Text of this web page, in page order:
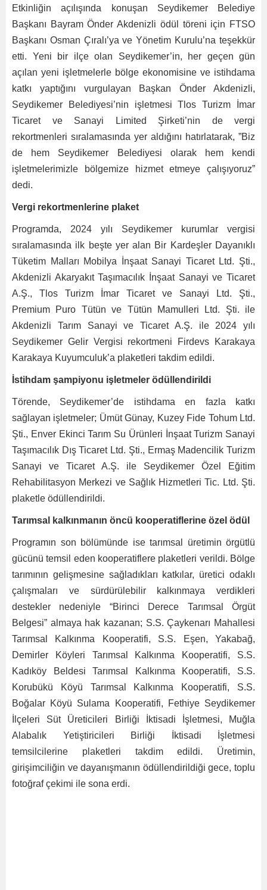
Etkinliğin açılışında konuşan Seydikemer Belediye
Başkanı Bayram Önder Akdenizli ödül töreni için FTSO
Başkanı Osman Çıralı’ya ve Yönetim Kurulu’na teşekkür
etti. Yeni bir ilçe olan Seydikemer’in, her geçen gün
açılan yeni işletmelerle bölge ekonomisine ve istihdama
katkı yaptığını vurgulayan Başkan Önder Akdenizli,
Seydikemer Belediyesi’nin işletmesi Tlos Turizm İmar
Ticaret ve Sanayi Limited Şirketi’nin de vergi
rekortmenleri sıralamasında yer aldığını hatırlatarak, ”Biz
de hem Seydikemer Belediyesi olarak hem kendi
işletmelerimizle bölgemize hizmet etmeye çalışıyoruz”
dedi.
Vergi rekortmenlerine plaket
Programda, 2024 yılı Seydikemer kurumlar vergisi
sıralamasında ilk beşte yer alan Bir Kardeşler Dayanıklı
Tüketim Malları Mobilya İnşaat Sanayi Ticaret Ltd. Şti.,
Akdenizli Akaryakıt Taşımacılık İnşaat Sanayi ve Ticaret
A.Ş., Tlos Turizm İmar Ticaret ve Sanayi Ltd. Şti.,
Premium Puro Tütün ve Tütün Mamulleri Ltd. Şti. ile
Akdenizli Tarım Sanayi ve Ticaret A.Ş. ile 2024 yılı
Seydikemer Gelir Vergisi rekortmeni Firdevs Karakaya
Karakaya Kuyumculuk’a plaketleri takdim edildi.
İstihdam şampiyonu işletmeler ödüllendirildi
Törende, Seydikemer’de istihdama en fazla katkı
sağlayan işletmeler; Ümüt Günay, Kuzey Fide Tohum Ltd.
Şti., Enver Ekinci Tarım Su Ürünleri İnşaat Turizm Sanayi
Taşımacılık Dış Ticaret Ltd. Şti., Ermaş Madencilik Turizm
Sanayi ve Ticaret A.Ş. ile Seydikemer Özel Eğitim
Rehabilitasyon Merkezi ve Sağlık Hizmetleri Tic. Ltd. Şti.
plaketle ödüllendirildi.
Tarımsal kalkınmanın öncü kooperatiflerine özel ödül
Programın son bölümünde ise tarımsal üretimin örgütlü
gücünü temsil eden kooperatiflere plaketleri verildi. Bölge
tarımının gelişmesine sağladıkları katkılar, üretici odaklı
çalışmaları ve sürdürülebilir kalkınmaya verdikleri
destekler nedeniyle “Birinci Derece Tarımsal Örgüt
Belgesi” almaya hak kazanan; S.S. Çaykenarı Mahallesi
Tarımsal Kalkınma Kooperatifi, S.S. Eşen, Yakabağ,
Demirler Köyleri Tarımsal Kalkınma Kooperatifi, S.S.
Kadıköy Beldesi Tarımsal Kalkınma Kooperatifi, S.S.
Korubükü Köyü Tarımsal Kalkınma Kooperatifi, S.S.
Boğalar Köyü Sulama Kooperatifi, Fethiye Seydikemer
İlçeleri Süt Üreticileri Birliği İktisadi İşletmesi, Muğla
Alabalık Yetiştiricileri Birliği İktisadi İşletmesi
temsilcilerine plaketleri takdim edildi. Üretimin,
girişimciliğin ve dayanışmanın ödüllendirildiği gece, toplu
fotoğraf çekimi ile sona erdi.